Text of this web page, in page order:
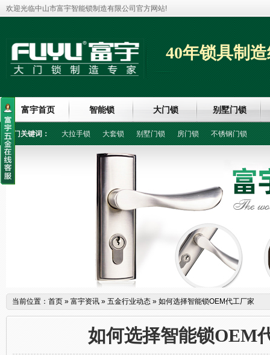
欢迎光临中山市富宇智能锁制造有限公司官方网站!
40年锁具制
富宇首页 智能锁 大门锁 别墅门锁
热门关键词： 大拉手锁 大套锁 别墅门锁 房门锁 不锈钢门锁
当前位置： 首页 » 富宇资讯 » 五金行业动态 » 如何选择智能锁OEM代工厂家
如何选择智能锁OEM